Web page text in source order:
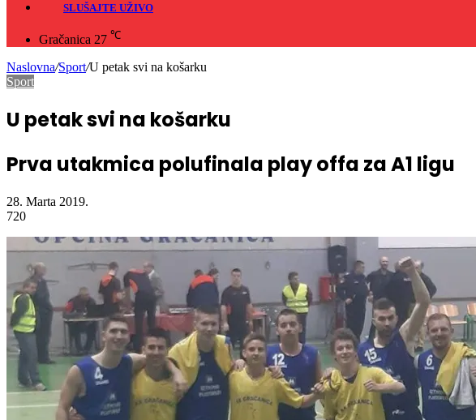
SLUŠAJTE UŽIVO
Gračanica 27 ℃
Naslovna/Sport/U petak svi na košarku
Sport
U petak svi na košarku
Prva utakmica polufinala play offa za A1 ligu
28. Marta 2019.
720